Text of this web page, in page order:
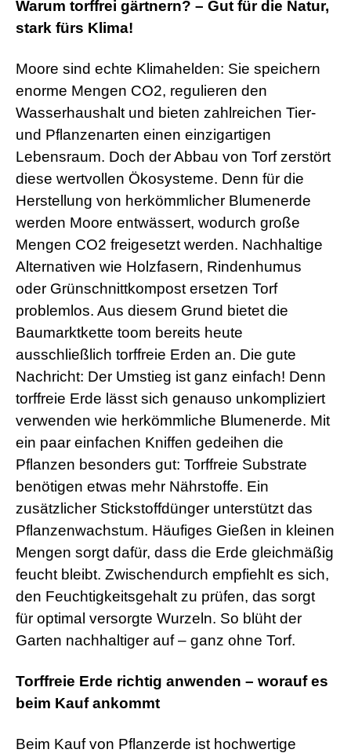
Warum torffrei gärtnern? – Gut für die Natur,
stark fürs Klima!
Moore sind echte Klimahelden: Sie speichern
enorme Mengen CO2, regulieren den
Wasserhaushalt und bieten zahlreichen Tier-
und Pflanzenarten einen einzigartigen
Lebensraum. Doch der Abbau von Torf zerstört
diese wertvollen Ökosysteme. Denn für die
Herstellung von herkömmlicher Blumenerde
werden Moore entwässert, wodurch große
Mengen CO2 freigesetzt werden. Nachhaltige
Alternativen wie Holzfasern, Rindenhumus
oder Grünschnittkompost ersetzen Torf
problemlos. Aus diesem Grund bietet die
Baumarktkette toom bereits heute
ausschließlich torffreie Erden an. Die gute
Nachricht: Der Umstieg ist ganz einfach! Denn
torffreie Erde lässt sich genauso unkompliziert
verwenden wie herkömmliche Blumenerde. Mit
ein paar einfachen Kniffen gedeihen die
Pflanzen besonders gut: Torffreie Substrate
benötigen etwas mehr Nährstoffe. Ein
zusätzlicher Stickstoffdünger unterstützt das
Pflanzenwachstum. Häufiges Gießen in kleinen
Mengen sorgt dafür, dass die Erde gleichmäßig
feucht bleibt. Zwischendurch empfiehlt es sich,
den Feuchtigkeitsgehalt zu prüfen, das sorgt
für optimal versorgte Wurzeln. So blüht der
Garten nachhaltiger auf – ganz ohne Torf.
Torffreie Erde richtig anwenden – worauf es
beim Kauf ankommt
Beim Kauf von Pflanzerde ist hochwertige